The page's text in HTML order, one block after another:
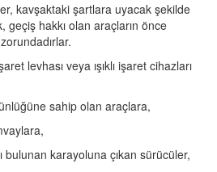
kavşaktaki şartlara uyacak şekilde
hakkı olan araçların önce
levhası veya ışıklı işaret cihazları
sahip olan araçlara,
karayoluna çıkan sürücüler,